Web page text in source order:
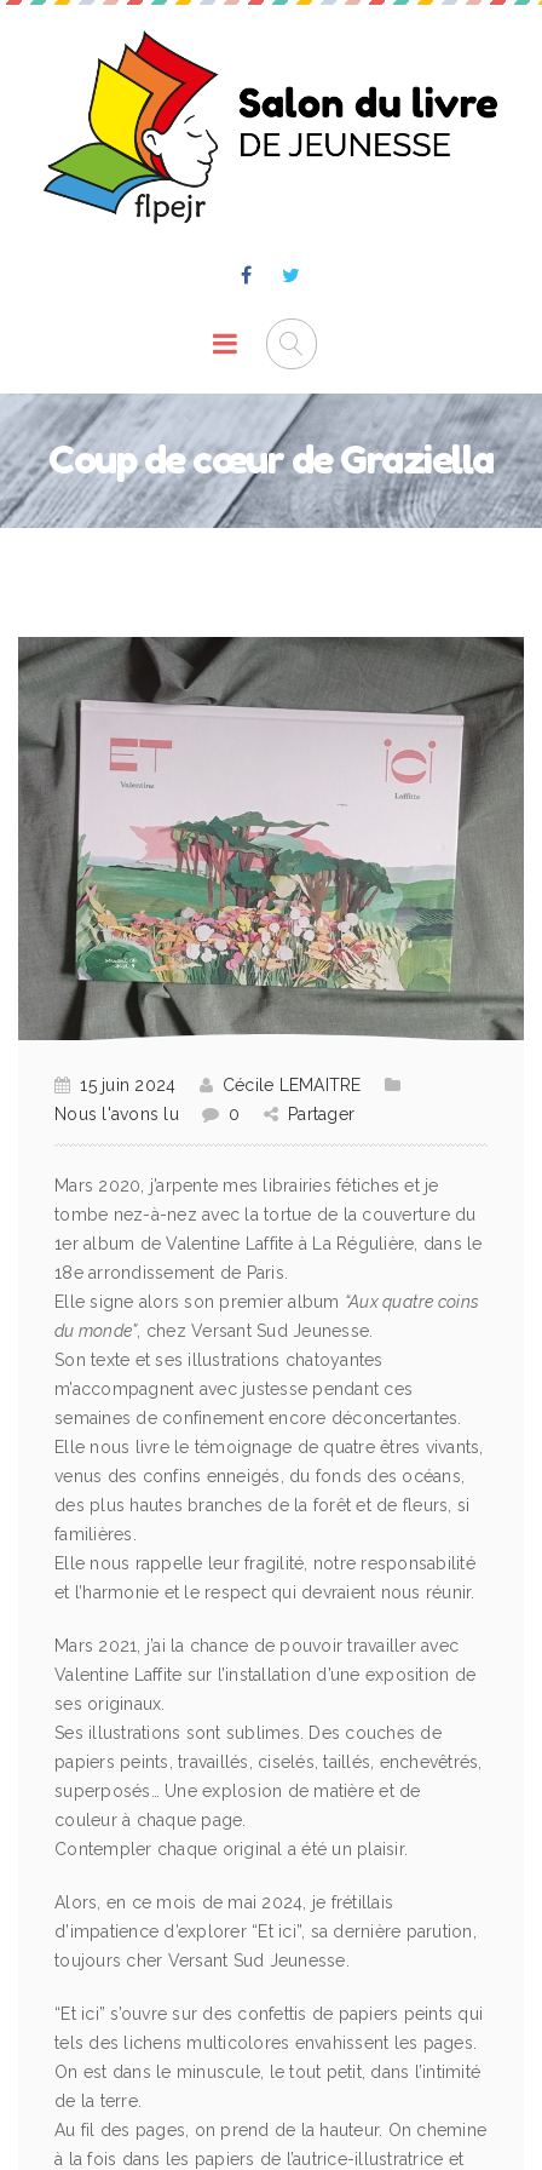
Coup de cœur de Graziella
15 juin 2024
Cécile LEMAITRE
Nous l'avons lu
0 Partager
Mars 2020, j’arpente mes librairies fétiches et je
tombe nez-à-nez avec la tortue de la couverture du
1er album de Valentine Laffite à La Régulière, dans le
18e arrondissement de Paris.
Elle signe alors son premier album “Aux quatre coins
du monde”, chez Versant Sud Jeunesse.
Son texte et ses illustrations chatoyantes
m’accompagnent avec justesse pendant ces
semaines de confinement encore déconcertantes.
Elle nous livre le témoignage de quatre êtres vivants,
venus des confins enneigés, du fonds des océans,
des plus hautes branches de la forêt et de fleurs, si
familières.
Elle nous rappelle leur fragilité, notre responsabilité
et l’harmonie et le respect qui devraient nous réunir.
Mars 2021, j’ai la chance de pouvoir travailler avec
Valentine Laffite sur l’installation d’une exposition de
ses originaux.
Ses illustrations sont sublimes. Des couches de
papiers peints, travaillés, ciselés, taillés, enchevêtrés,
superposés… Une explosion de matière et de
couleur à chaque page.
Contempler chaque original a été un plaisir.
Alors, en ce mois de mai 2024, je frétillais
d’impatience d’explorer “Et ici”, sa dernière parution,
toujours cher Versant Sud Jeunesse.
“Et ici” s’ouvre sur des confettis de papiers peints qui
tels des lichens multicolores envahissent les pages.
On est dans le minuscule, le tout petit, dans l’intimité
de la terre.
Au fil des pages, on prend de la hauteur. On chemine
à la fois dans les papiers de l’autrice-illustratrice et